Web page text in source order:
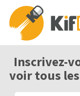
Inscrivez-
voir tous